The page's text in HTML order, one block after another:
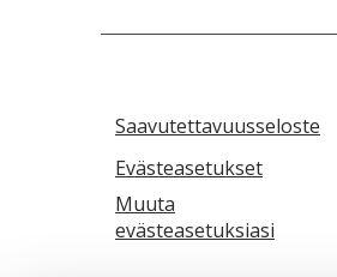
Saavutettavuusseloste
Evästeasetukset
Muuta
evästeasetuksiasi